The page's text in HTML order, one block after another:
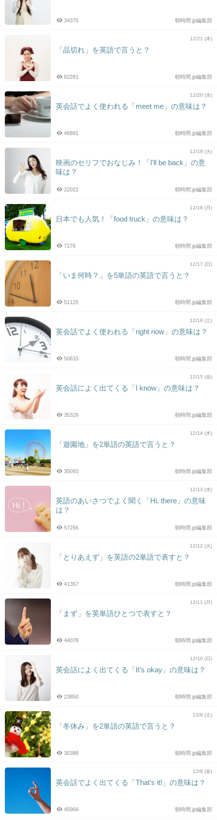
朝時間.jp編集部
34375
12/21 (木)
「品切れ」を英語で言うと？
朝時間.jp編集部
62281
12/20 (水)
英会話でよく使われる「meet me」の意味は？
朝時間.jp編集部
46891
12/19 (火)
映画のセリフでおなじみ！「I’ll be back」の意
味は？
朝時間.jp編集部
22022
12/18 (月)
日本でも人気！「food truck」の意味は？
朝時間.jp編集部
7276
12/17 (日)
「いま何時？」を5単語の英語で言うと？
朝時間.jp編集部
51125
12/16 (土)
英会話でよく使われる「right now」の意味は？
朝時間.jp編集部
50633
12/15 (金)
英会話によく出てくる「I know」の意味は？
朝時間.jp編集部
35326
12/14 (木)
「遊園地」を2単語の英語で言うと？
朝時間.jp編集部
35093
12/13 (水)
英語のあいさつでよく聞く「Hi, there」の意味
は？
朝時間.jp編集部
57256
12/12 (火)
「とりあえず」を英語の2単語で表すと？
朝時間.jp編集部
41357
12/11 (月)
「まず」を英単語ひとつで表すと？
朝時間.jp編集部
44078
12/10 (日)
英会話によく出てくる「It’s okay」の意味は？
朝時間.jp編集部
23850
12/9 (土)
「冬休み」を2単語の英語で言うと？
朝時間.jp編集部
30388
12/8 (金)
英会話でよく出てくる「That’s it!」の意味は？
朝時間.jp編集部
45966